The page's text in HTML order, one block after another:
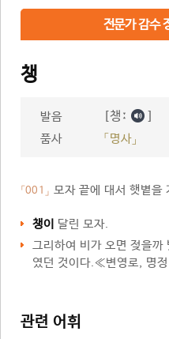
전문가 감수
챙
발음 [챙ː ]
품사 「명사」
「001」 모자 끝에 대서 햇볕을
챙이 달린 모자.
그리하여 비가 오면 젖을까
였던 것이다.≪변영로, 명
관련 어휘